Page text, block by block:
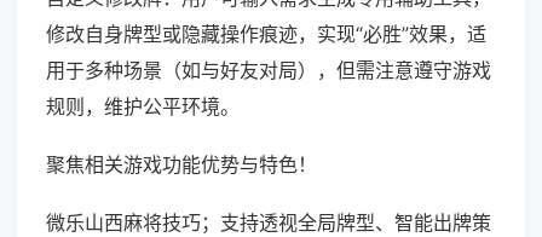
修改自身牌型或隐藏操作痕迹，实现“必胜”效果，适
用于多种场景（如与好友对局），但需注意遵守游戏
规则，维护公平环境。
聚焦相关游戏功能优势与特色！
微乐山西麻将技巧；支持透视全局牌型、智能出牌策